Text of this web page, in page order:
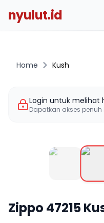
nyulut.id
Home Kush
Login untuk melihat
Dapatkan akses
Zippo 47215